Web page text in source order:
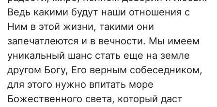
Ведь какими будут наши отношения с
Ним в этой жизни, такими они
запечатлеются и в вечности. Мы имеем
уникальный шанс стать еще на земле
другом Богу, Его верным собеседником,
для этого нужно впитать море
Божественного света, который даст